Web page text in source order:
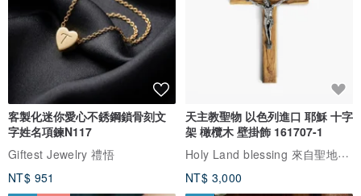
客製化迷你愛心不銹鋼鎖骨刻文
字姓名項鍊N117
Giftest Jewelry 禮悟
NT$ 951
天主教聖物 以色列進口 耶穌 十字
架 橄欖木 壁掛飾 161707-1
Holy Land blessing 來自聖地的祝福
NT$ 3,000